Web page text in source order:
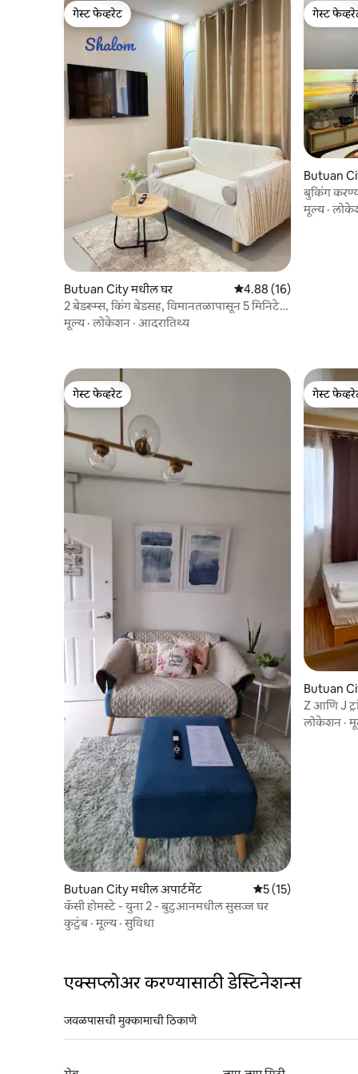
गेस्ट फेव्हरेट
गेस्ट फेव्हरेट
Butuan City मधील घर 5 पैकी 4.88 सरासरी रेटिंग,
4.88 (16)
2 बेडरूम्स, किंग बेडसह, विमानतळापासून 5 मिनिटे,
पार्किंग
मूल्य·लोकेशन · आदरातिथ्य
गेस्ट
गेस्ट
Butuan
बुकिंग
नियम
मूल्य·
गेस्ट फेव्हरेट
गेस्ट फेव्हरेट
Butuan City मधील अपार्टमेंट 5 पैकी 5 सरासरी रेटिंग,
5 (15)
कॅसी होमस्टे - युना 2 - बुटुआनमधील सुसज्ज घर
कुटुंब·मूल्य·सुविधा
गेस्ट
गेस्ट
Butuan
Z आणि J
लोकेशन ·
एक्सप्लोअर करण्यासाठी डेस्टिनेशन्स
जवळपासची मुक्कामाची ठिकाणे